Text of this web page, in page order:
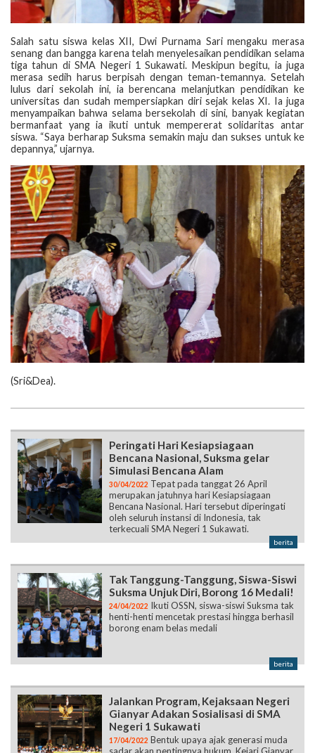
‎Salah satu siswa kelas XII, Dwi Purnama Sari mengaku merasa
senang dan bangga karena telah menyelesaikan pendidikan selama
tiga tahun di SMA Negeri 1 Sukawati. Meskipun begitu, ia juga
merasa sedih harus berpisah dengan teman-temannya. Setelah
lulus dari sekolah ini, ia berencana melanjutkan pendidikan ke
universitas dan sudah mempersiapkan diri sejak kelas XI. Ia juga
menyampaikan bahwa selama bersekolah di sini, banyak kegiatan
bermanfaat yang ia ikuti untuk mempererat solidaritas antar
siswa. “Saya berharap Suksma semakin maju dan sukses untuk ke
depannya,” ujarnya.
‎(‎Sri&Dea).
Peringati Hari Kesiapsiagaan
Bencana Nasional, Suksma gelar
Simulasi Bencana Alam
30/04/2022 Tepat pada tanggat 26 April
merupakan jatuhnya hari Kesiapsiagaan
Bencana Nasional. Hari tersebut diperingati
oleh seluruh instansi di Indonesia, tak
terkecuali SMA Negeri 1 Sukawati.
berita
Tak Tanggung-Tanggung, Siswa-Siswi
Suksma Unjuk Diri, Borong 16 Medali!
24/04/2022 Ikuti OSSN, siswa-siswi Suksma tak
henti-henti mencetak prestasi hingga berhasil
borong enam belas medali
berita
Jalankan Program, Kejaksaan Negeri
Gianyar Adakan Sosialisasi di SMA
Negeri 1 Sukawati
17/04/2022 Bentuk upaya ajak generasi muda
sadar akan pentingnya hukum, Kejari Gianyar